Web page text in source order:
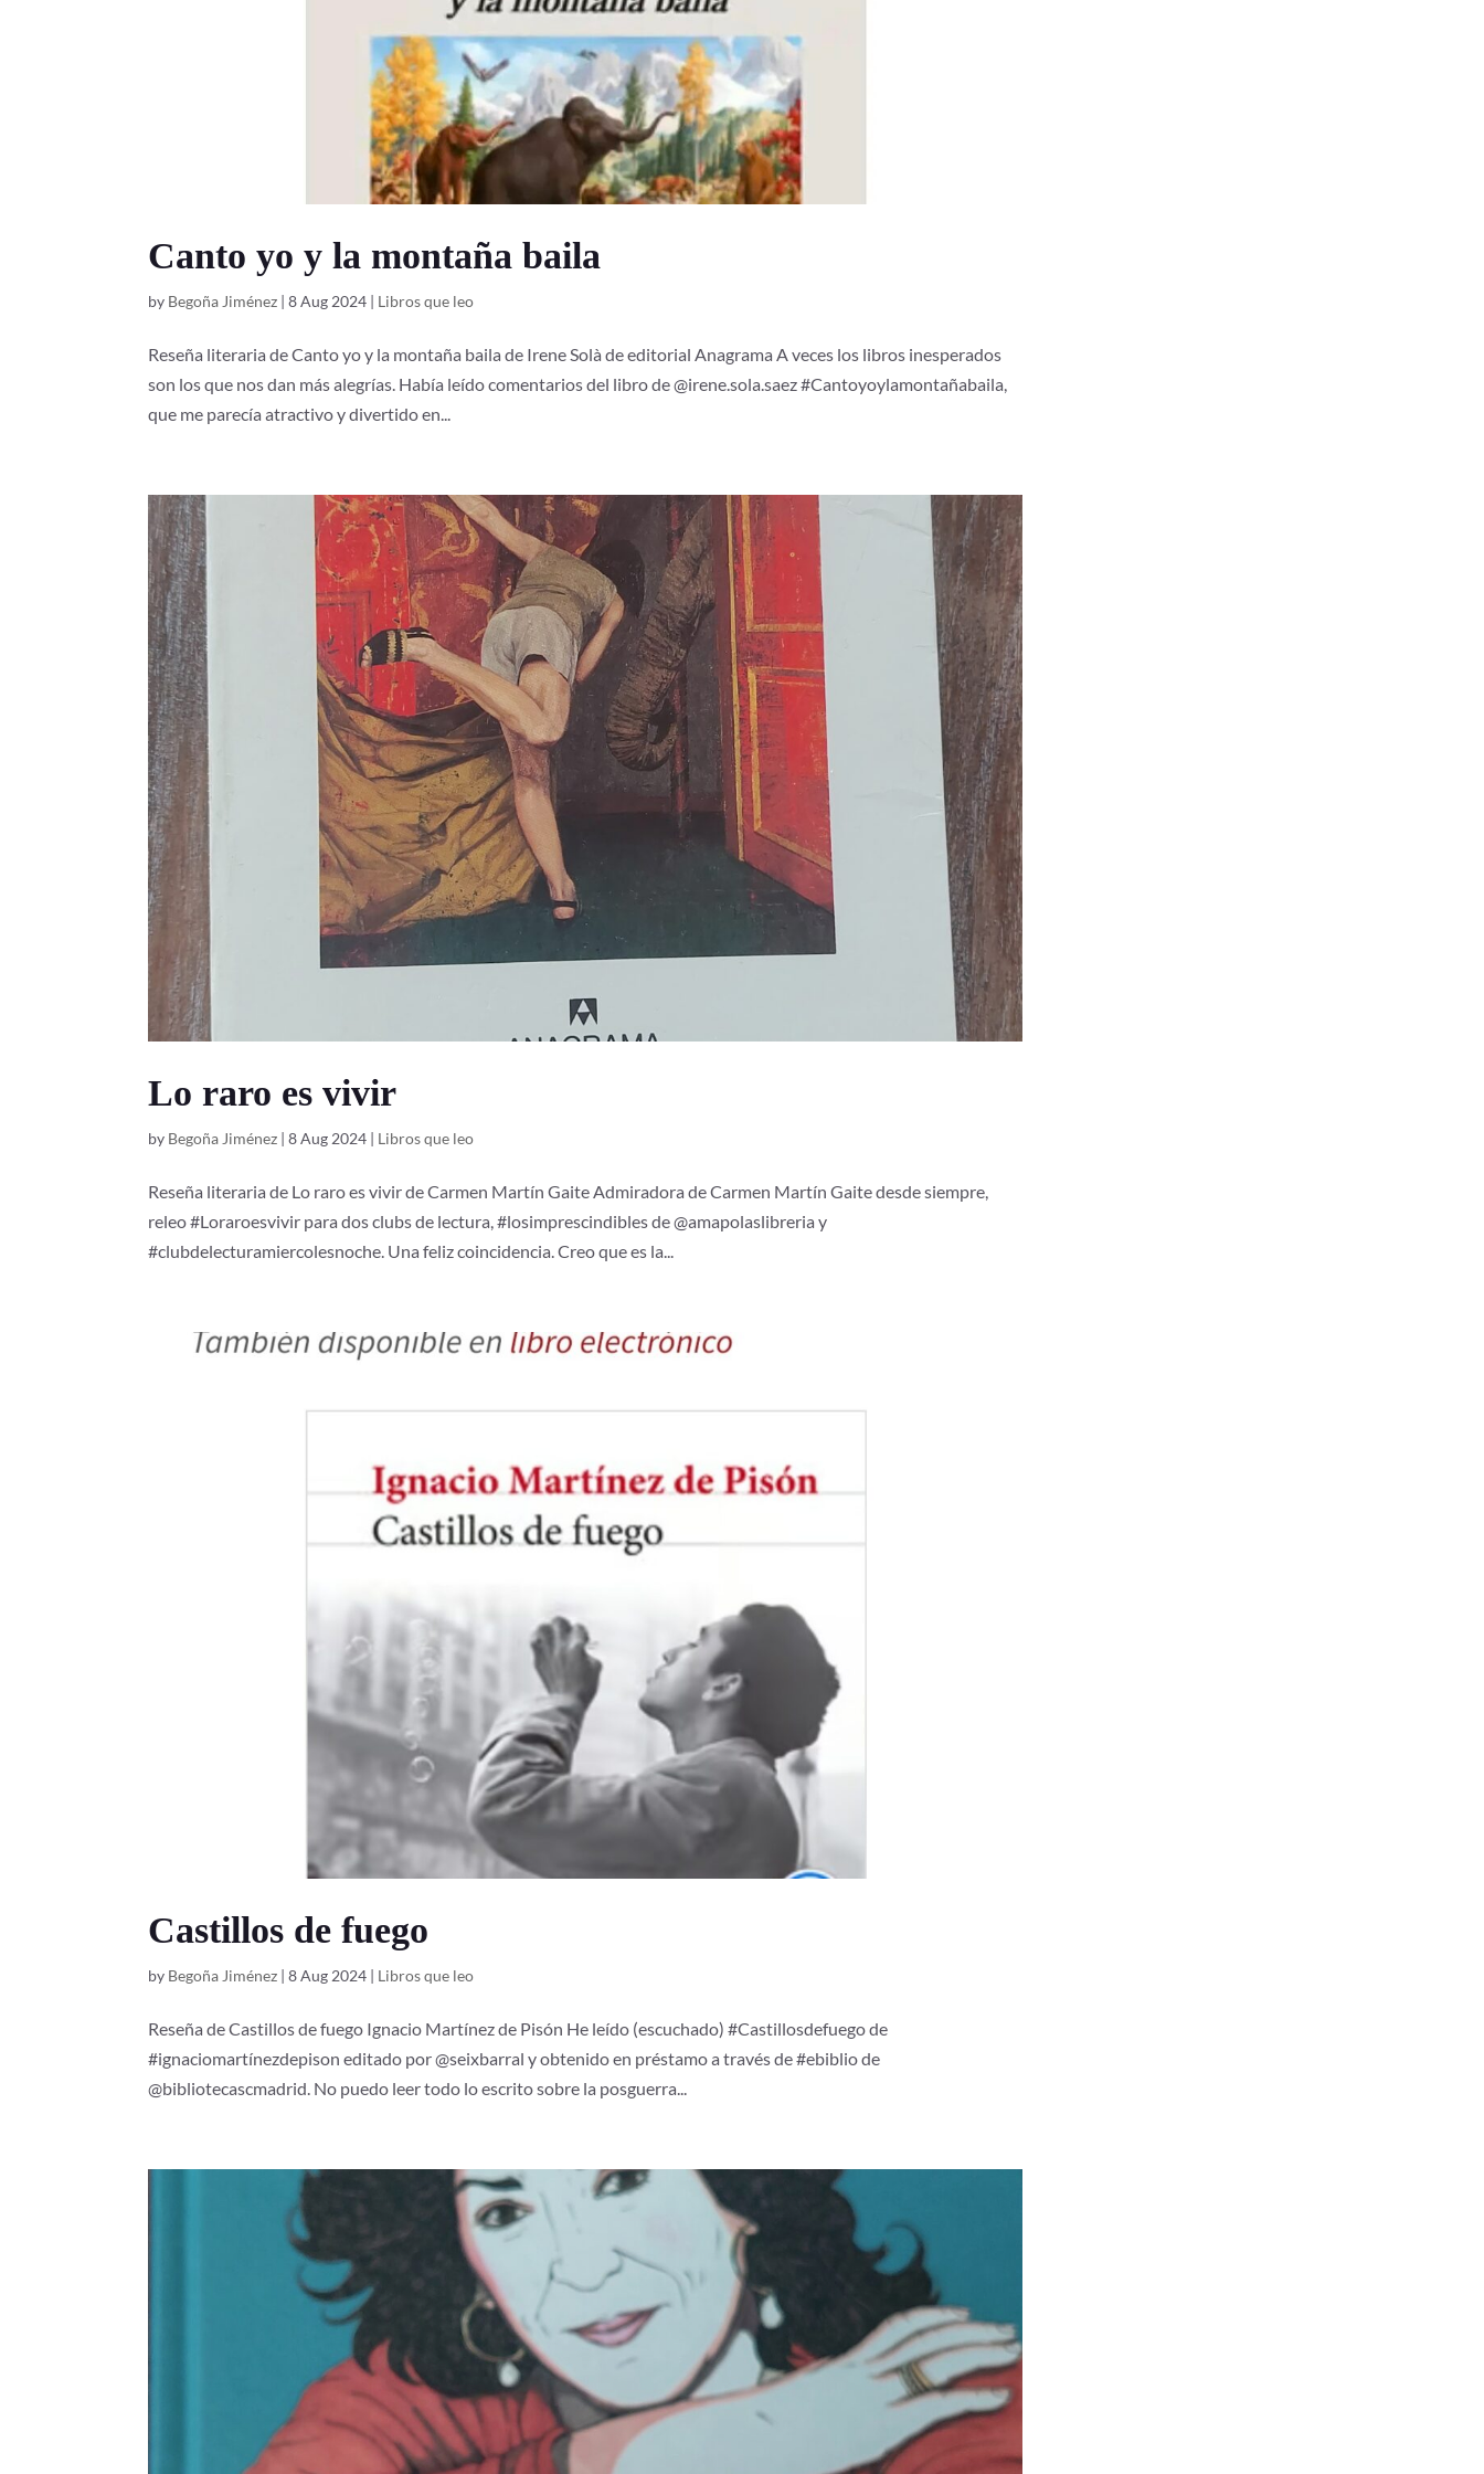
Canto yo y la montaña baila
by Begoña Jiménez |8 Aug 2024 | Libros que leo
Reseña literaria de Canto yo y la montaña baila de Irene Solà de editorial Anagrama A veces los libros inesperados
son los que nos dan más alegrías. Había leído comentarios del libro de @irene.sola.saez #Cantoyoylamontañabaila,
que me parecía atractivo y divertido en...
Lo raro es vivir
by Begoña Jiménez |8 Aug 2024 | Libros que leo
Reseña literaria de Lo raro es vivir de Carmen Martín Gaite Admiradora de Carmen Martín Gaite desde siempre,
releo #Loraroesvivir para dos clubs de lectura, #losimprescindibles de @amapolaslibreria y
#clubdelecturamiercolesnoche. Una feliz coincidencia. Creo que es la...
Castillos de fuego
by Begoña Jiménez |8 Aug 2024 | Libros que leo
Reseña de Castillos de fuego Ignacio Martínez de Pisón He leído (escuchado) #Castillosdefuego de
#ignaciomartínezdepison editado por @seixbarral y obtenido en préstamo a través de #ebiblio de
@bibliotecascmadrid. No puedo leer todo lo escrito sobre la posguerra...